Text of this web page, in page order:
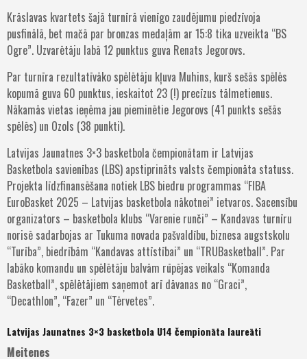
Krāslavas kvartets šajā turnīrā vienīgo zaudējumu piedzīvoja
pusfinālā, bet mačā par bronzas medaļām ar 15:8 tika uzveikta “BS
Ogre”. Uzvarētāju labā 12 punktus guva Renats Jegorovs.
Par turnīra rezultatīvāko spēlētāju kļuva Muhins, kurš sešās spēlēs
kopumā guva 60 punktus, ieskaitot 23 (!) precīzus tālmetienus.
Nākamās vietas ieņēma jau pieminētie Jegorovs (41 punkts sešās
spēlēs) un Ozols (38 punkti).
Latvijas Jaunatnes 3×3 basketbola čempionātam ir Latvijas
Basketbola savienības (LBS) apstiprināts valsts čempionāta statuss.
Projekta līdzfinansēšana notiek LBS biedru programmas “FIBA
EuroBasket 2025 – Latvijas basketbola nākotnei” ietvaros. Sacensību
organizators – basketbola klubs “Varenie runči” – Kandavas turnīru
norisē sadarbojas ar Tukuma novada pašvaldību, biznesa augstskolu
“Turība”, biedrībām “Kandavas attīstībai” un “TRUBasketball”. Par
labāko komandu un spēlētāju balvām rūpējas veikals “Komanda
Basketball”, spēlētājiem saņemot arī dāvanas no “Graci”,
“Decathlon”, “Fazer” un “Tērvetes”.
Latvijas Jaunatnes 3×3 basketbola U14 čempionāta laureāti
Meitenes